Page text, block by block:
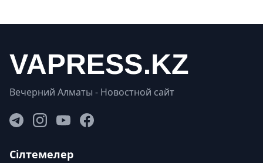
Вечерний Алматы - Новостной сайт
Сілтемелер